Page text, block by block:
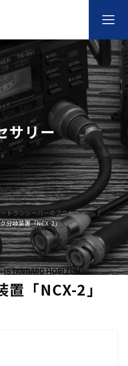
サリー
トランシーバーのアクセサリー
分岐装置「NCX-2」
STANDARD HORIZON）
「NCX-2」